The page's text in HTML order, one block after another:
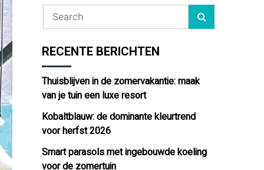
RECENTE BERICHTEN
Thuisblijven in de zomervakantie: maak
van je tuin een luxe resort
Kobaltblauw: de dominante kleurtrend
voor herfst 2026
Smart parasols met ingebouwde koeling
voor de zomertuin